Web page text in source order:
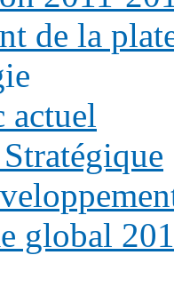
de la
actuel
global